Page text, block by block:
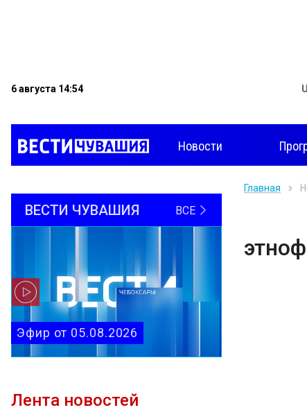
6 августа 14:54
Новости
ВЕСТИ ЧУВАШИЯ ВСЕ
Эфир от 05.08.2026
Лента новостей
Главная